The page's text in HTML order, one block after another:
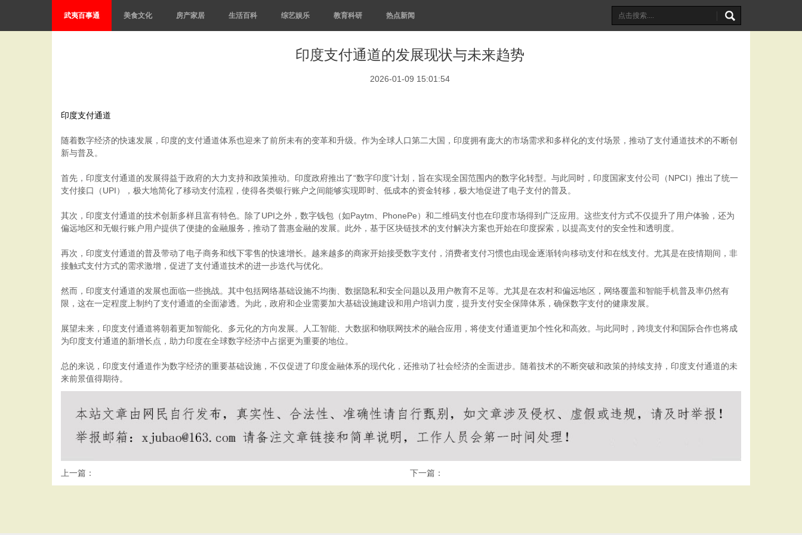
武夷百事通 美食文化 房产家居 生活百科 综艺娱乐 教育科研 热点新闻
印度支付通道的发展现状与未来趋势
2026-01-09 15:01:54
印度支付通道
随着数字经济的快速发展，印度的支付通道体系也迎来了前所未有的变革和升级。作为全球人口第二大国，印度拥有庞大的市场需求和多样化的支付场景，推动了支付通道技术的不断创
新与普及。
首先，印度支付通道的发展得益于政府的大力支持和政策推动。印度政府推出了“数字印度”计划，旨在实现全国范围内的数字化转型。与此同时，印度国家支付公司（NPCI）推出了统一
支付接口（UPI），极大地简化了移动支付流程，使得各类银行账户之间能够实现即时、低成本的资金转移，极大地促进了电子支付的普及。
其次，印度支付通道的技术创新多样且富有特色。除了UPI之外，数字钱包（如Paytm、PhonePe）和二维码支付也在印度市场得到广泛应用。这些支付方式不仅提升了用户体验，还为
偏远地区和无银行账户用户提供了便捷的金融服务，推动了普惠金融的发展。此外，基于区块链技术的支付解决方案也开始在印度探索，以提高支付的安全性和透明度。
再次，印度支付通道的普及带动了电子商务和线下零售的快速增长。越来越多的商家开始接受数字支付，消费者支付习惯也由现金逐渐转向移动支付和在线支付。尤其是在疫情期间，非
接触式支付方式的需求激增，促进了支付通道技术的进一步迭代与优化。
然而，印度支付通道的发展也面临一些挑战。其中包括网络基础设施不均衡、数据隐私和安全问题以及用户教育不足等。尤其是在农村和偏远地区，网络覆盖和智能手机普及率仍然有
限，这在一定程度上制约了支付通道的全面渗透。为此，政府和企业需要加大基础设施建设和用户培训力度，提升支付安全保障体系，确保数字支付的健康发展。
展望未来，印度支付通道将朝着更加智能化、多元化的方向发展。人工智能、大数据和物联网技术的融合应用，将使支付通道更加个性化和高效。与此同时，跨境支付和国际合作也将成
为印度支付通道的新增长点，助力印度在全球数字经济中占据更为重要的地位。
总的来说，印度支付通道作为数字经济的重要基础设施，不仅促进了印度金融体系的现代化，还推动了社会经济的全面进步。随着技术的不断突破和政策的持续支持，印度支付通道的未
来前景值得期待。
上一篇： 下一篇：